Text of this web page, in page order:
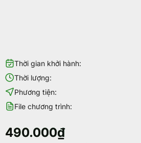
Thời gian khởi hành:
Thời lượng:
Phương tiện:
File chương trình:
490.000₫